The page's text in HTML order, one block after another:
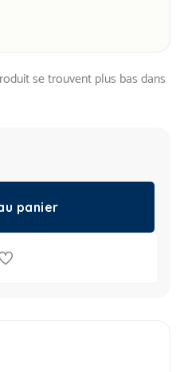
se trouvent plus bas dans
panier